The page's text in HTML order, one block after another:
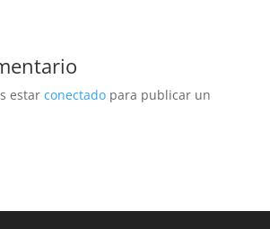
estar conectadopara publicar un